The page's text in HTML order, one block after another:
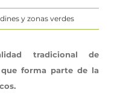
y zonas verdes
tradicional de
forma parte de la